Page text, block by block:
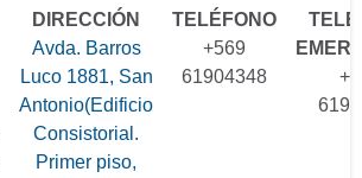
DIRECCIÓN
Avda. Barros
Luco 1881, San
Antonio(Edificio
Consistorial.
Primer piso,
TELÉFONO
+569
61904348